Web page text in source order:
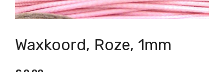
Waxkoord, Roze, 1mm